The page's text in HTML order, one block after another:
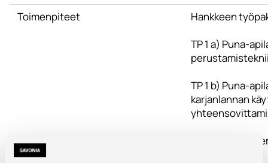
Toimenpiteet
Hankkeen
TP 1 a) Puna-
TP 1 b) Puna-
karjanlannan
TP 1 c) Apilan